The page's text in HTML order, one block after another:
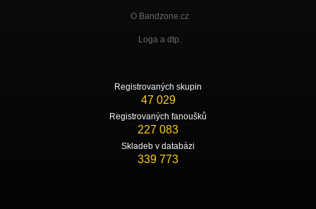
O Bandzone.cz
Loga a dtp.
Registrovaných skupin
47 029
Registrovaných fanoušků
227 083
Skladeb v databázi
339 773